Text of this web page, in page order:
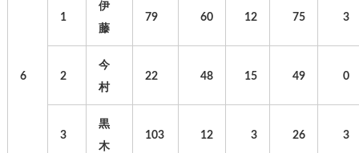
6
1
伊
藤
79 60 12 75 3
2
今
村
22 48 15 49 0
3
黒
木
103 12 3 26 3